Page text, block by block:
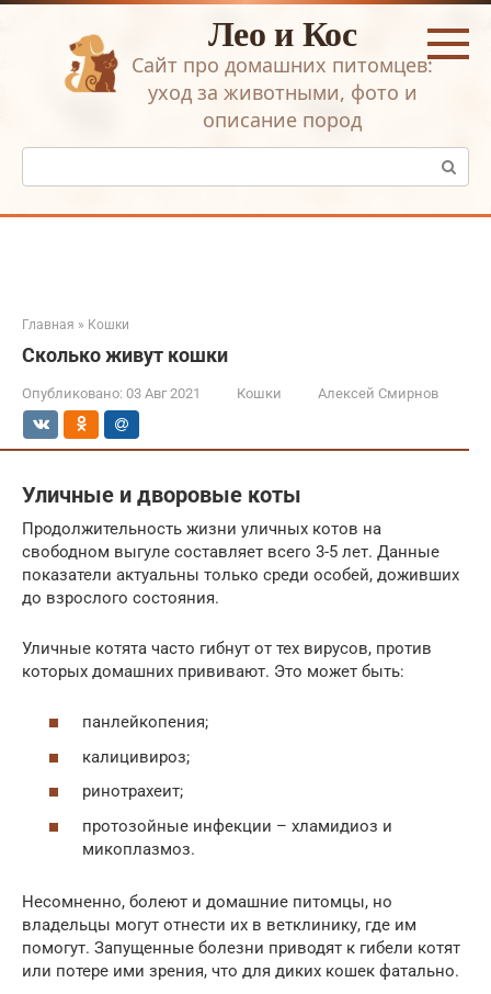
Перейти
Лео и Кос
Сайт про домашних питомцев:
уход за животными, фото и
описание пород
Поиск:
Главная » Кошки
Сколько живут кошки
Опубликовано: 03 Авг 2021 Кошки Алексей Смирнов
Уличные и дворовые коты
Продолжительность жизни уличных котов на
свободном выгуле составляет всего 3-5 лет. Данные
показатели актуальны только среди особей, доживших
до взрослого состояния.
Уличные котята часто гибнут от тех вирусов, против
которых домашних прививают. Это может быть:
панлейкопения;
калицивироз;
ринотрахеит;
протозойные инфекции – хламидиоз и
микоплазмоз.
Несомненно, болеют и домашние питомцы, но
владельцы могут отнести их в ветклинику, где им
помогут. Запущенные болезни приводят к гибели котят
или потере ими зрения, что для диких кошек фатально.